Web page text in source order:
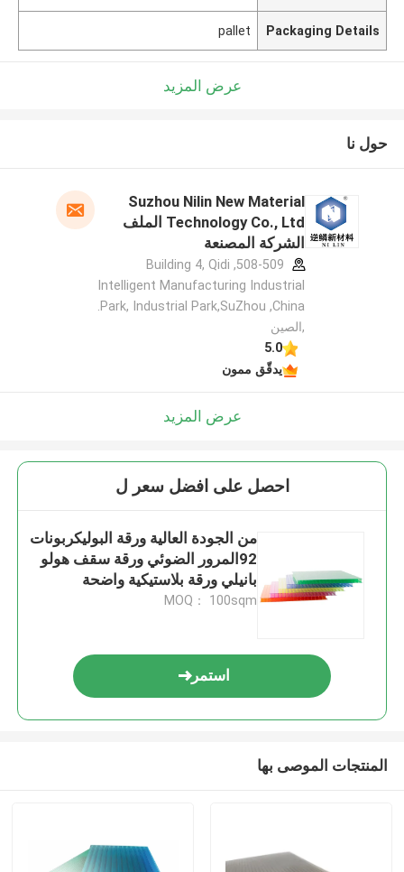
Packaging Details
pallet
عرض المزيد
حول نا
Suzhou Nilin New Material
Technology Co., Ltd الملف
الشركة المصنعة
508-509, Building 4, Qidi
Intelligent Manufacturing Industrial
,الصين
5.0
يدقّق ممون
عرض المزيد
احصل على افضل سعر ل
من الجودة العالية ورقة البوليكربونات
92المرور الضوئي ورقة سقف هولو
بانيلي ورقة بلاستيكية واضحة
MOQ： 100sqm
استمر
المنتجات الموصى بها